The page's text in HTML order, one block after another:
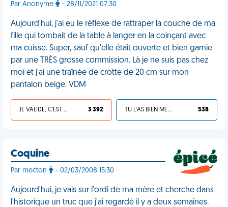
Par Anonyme - 28/11/2021 07:30
Aujourd'hui, j'ai eu le réflexe de rattraper la couche de ma
fille qui tombait de la table à langer en la coinçant avec
ma cuisse. Super, sauf qu'elle était ouverte et bien garnie
par une TRÈS grosse commission. Là je ne suis pas chez
moi et j'ai une traînée de crotte de 20 cm sur mon
pantalon beige. VDM
JE VALIDE, C'EST UNE VDM 3 392 TU L'AS BIEN MÉRITÉ 538
Coquine
Par mecton - 02/03/2008 15:30
Aujourd'hui, je vais sur l'ordi de ma mère et cherche dans
l'historique un truc que j'ai regardé il y a deux semaines.